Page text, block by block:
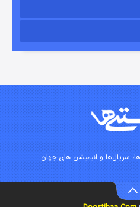
سریال‌ها و انیمیشن های جهان